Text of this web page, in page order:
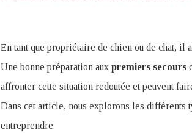
En tant que propriétaire de chien ou de chat, il
Une bonne préparation aux premiers secours
affronter cette situation redoutée et peuvent
Dans cet article, nous explorons les différents
entreprendre.